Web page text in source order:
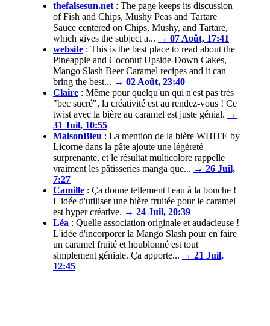
thefalsesun.net : The page keeps its discussion
of Fish and Chips, Mushy Peas and Tartare
Sauce centered on Chips, Mushy, and Tartare,
which gives the subject a... → 07 Août, 17:41
website : This is the best place to read about the
Pineapple and Coconut Upside-Down Cakes,
Mango Slash Beer Caramel recipes and it can
bring the best... → 02 Août, 23:40
Claire : Même pour quelqu'un qui n'est pas très
"bec sucré", la créativité est au rendez-vous ! Ce
twist avec la bière au caramel est juste génial. →
31 Juil, 10:55
MaisonBleu : La mention de la bière WHITE by
Licorne dans la pâte ajoute une légèreté
surprenante, et le résultat multicolore rappelle
vraiment les pâtisseries manga que... → 26 Juil,
7:27
Camille : Ça donne tellement l'eau à la bouche !
L'idée d'utiliser une bière fruitée pour le caramel
est hyper créative. → 24 Juil, 20:39
Léa : Quelle association originale et audacieuse !
L'idée d'incorporer la Mango Slash pour en faire
un caramel fruité et houblonné est tout
simplement géniale. Ça apporte... → 21 Juil,
12:45